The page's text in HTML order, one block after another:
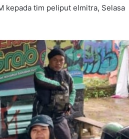
kepada tim peliput elmitra, Selasa